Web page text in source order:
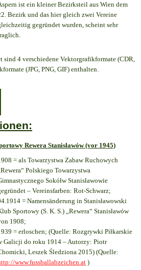
ist ein kleiner Bezirksteil aus Wien dem
Bezirk und das hier gleich zwei Vereine
gegründet wurden, scheint sehr
sind 4 verschiedene Vektorgrafikformate (CDR,
(JPG, PNG, GIF) enthalten.
Rewera Stanisławów (vor 1945)
= als Towarzystwa Zabaw Ruchowych
Polskiego Towarzystwa
Sokółw Stanisławowie
– Vereinsfarben: Rot-Schwarz;
= Namensänderung in Stanisławowski
Sportowy (S. K. S.) „Rewera“ Stanisławów
1908;
= erloschen; (Quelle: Rozgrywki Piłkarskie
Galicji do roku 1914 – Autorzy: Piotr
Leszek Śledziona 2015) (Quelle:
www.fussballabzeichen.at )